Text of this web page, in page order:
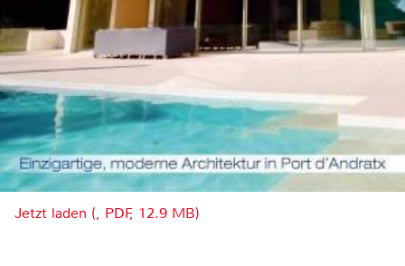
Jetzt laden (, PDF, 12.9 MB)